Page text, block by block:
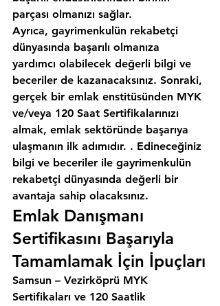
parçası olmanızı sağlar.
Ayrıca, gayrimenkulün rekabetçi
dünyasında başarılı olmanıza
yardımcı olabilecek değerli bilgi ve
beceriler de kazanacaksınız. Sonraki,
gerçek bir emlak enstitüsünden MYK
ve/veya 120 Saat Sertifikalarınızı
almak, emlak sektöründe başarıya
ulaşmanın ilk adımıdır. . Edineceğiniz
bilgi ve beceriler ile gayrimenkulün
rekabetçi dünyasında değerli bir
avantaja sahip olacaksınız.
Emlak Danışmanı
Sertifikasını Başarıyla
Tamamlamak İçin İpuçları
Samsun – Vezirköprü MYK
Sertifikaları ve 120 Saatlik